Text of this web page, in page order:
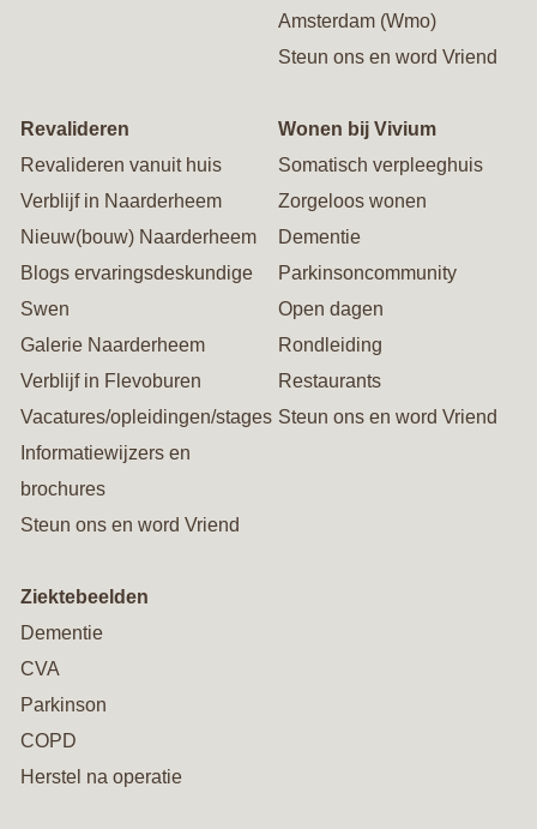
Amsterdam (Wmo)
Steun ons en word Vriend
Revalideren
Revalideren vanuit huis
Verblijf in Naarderheem
Nieuw(bouw) Naarderheem
Blogs ervaringsdeskundige
Swen
Galerie Naarderheem
Verblijf in Flevoburen
Vacatures/opleidingen/stages
Informatiewijzers en
brochures
Steun ons en word Vriend
Wonen bij Vivium
Somatisch verpleeghuis
Zorgeloos wonen
Dementie
Parkinsoncommunity
Open dagen
Rondleiding
Restaurants
Steun ons en word Vriend
Ziektebeelden
Dementie
CVA
Parkinson
COPD
Herstel na operatie